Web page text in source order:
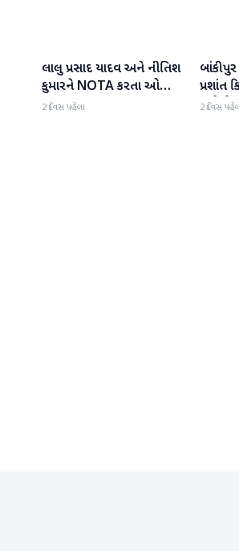
રાષ્ટ્રીય
લાલુ પ્રસાદ યાદવ અને નીતિશ
કુમારને NOTA કરતા ઓછા
મત મળ્યા
2 દિવસ પહેલા
રાષ્ટ્રીય
પ્રશાંત
મતોથી
2 દિવસ